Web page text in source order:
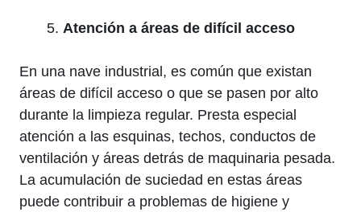
Atención a áreas de difícil acceso
En una nave industrial, es común que existan
áreas de difícil acceso o que se pasen por alto
durante la limpieza regular. Presta especial
atención a las esquinas, techos, conductos de
ventilación y áreas detrás de maquinaria pesada.
La acumulación de suciedad en estas áreas
puede contribuir a problemas de higiene y